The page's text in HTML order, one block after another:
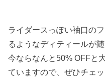
ライダースっぽい袖口の
るようなディティールが
今ならなんと50% OFFと
ていますので、ぜひチェ